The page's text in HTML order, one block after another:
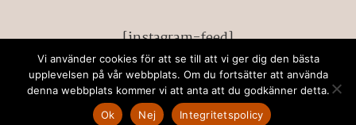
[instagram-feed]
© Upphovsrätt 2026retrodeco stockholm. Alla
rättigheter förbehållna. Chic Lite | Utvecklad avRara
Themes. drivs med WordPress.Privacy Policy
Vi använder cookies för att se till att vi ger dig den bästa
upplevelsen på vår webbplats. Om du fortsätter att använda
denna webbplats kommer vi att anta att du godkänner detta.
Ok
Nej Integritetspolicy